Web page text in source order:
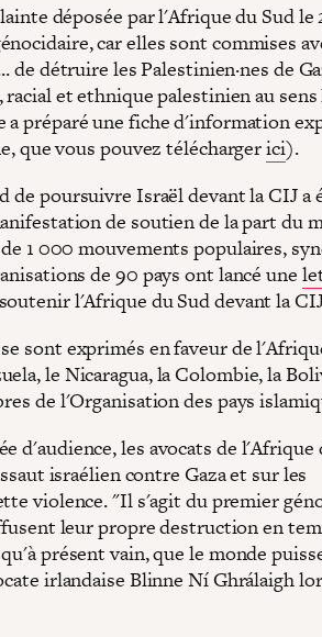
déposée par l'Afrique du Sud le
car elles sont commises
détruire les Palestinien·nes de
et ethnique palestinien au sens
préparé une fiche d'information
que vous pouvez téléchargerici).
de poursuivre Israël devant la CIJ a
de soutien de la part du
1 000 mouvements populaires,
de 90 pays ont lancé une
l'Afrique du Sud devant la
sont exprimés en faveur de
le Nicaragua, la Colombie, la
de l'Organisation des pays
d'audience, les avocats de l'Afrique
israélien contre Gaza et sur les
violence. "Il s'agit du premier
leur propre destruction en
présent vain, que le monde
irlandaise Blinne Ní Ghrálaigh